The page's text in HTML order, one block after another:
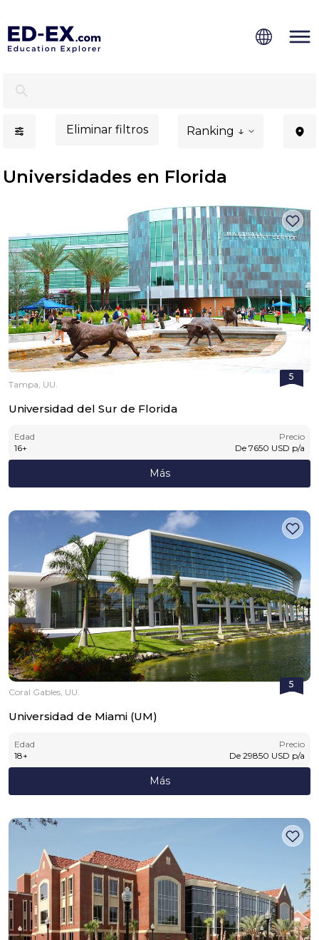
Eliminar filtros Ranking ↓
Universidades en Florida
5
Tampa, UU.
Universidad del Sur de Florida
Edad
16+
Precio
De 7650 USD p/a
Más
5
Coral Gables, UU.
Universidad de Miami (UM)
Edad
18+
Precio
De 29850 USD p/a
Más